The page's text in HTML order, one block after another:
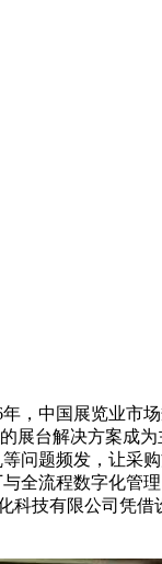
中国展览业市
展台解决方案成
问题频发，让采
全流程数字化管
技有限公司凭